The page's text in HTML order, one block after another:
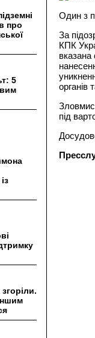
про
5
Один з
За
КПК
вказана
органів
під